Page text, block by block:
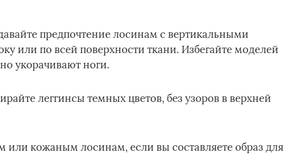
предпочтение лосинам с вертикальными
или по всей поверхности ткани. Избегайте моделей
укорачивают ноги.
леггинсы темных цветов, без узоров в верхней
кожаным лосинам, если вы составляете образ для